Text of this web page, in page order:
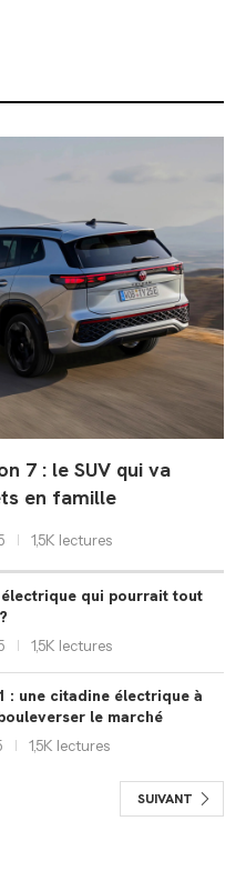
7 : le SUV qui va
en famille
1,5K lectures
électrique qui pourrait tout
1,5K lectures
: une citadine électrique à
le marché
1,5K lectures
SUIVANT